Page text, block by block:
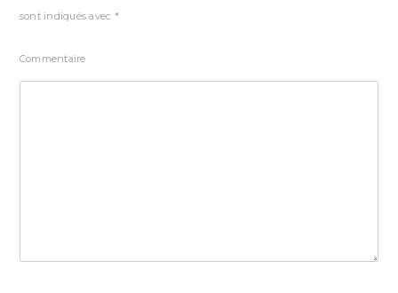
sont indiqués avec *
Commentaire